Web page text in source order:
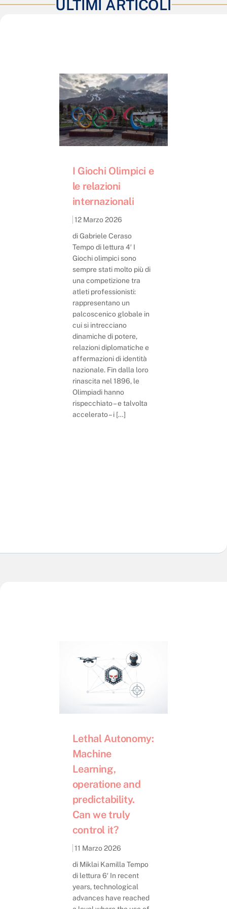
ULTIMI ARTICOLI
I Giochi Olimpici e
le relazioni
internazionali
12 Marzo 2026
di Gabriele Ceraso
Tempo di lettura 4′ I
Giochi olimpici sono
sempre stati molto più di
una competizione tra
atleti professionisti:
rappresentano un
palcoscenico globale in
cui si intrecciano
dinamiche di potere,
relazioni diplomatiche e
affermazioni di identità
nazionale. Fin dalla loro
rinascita nel 1896, le
Olimpiadi hanno
rispecchiato – e talvolta
accelerato – i […]
Lethal Autonomy:
Machine
Learning,
operatione and
predictability.
Can we truly
control it?
11 Marzo 2026
di Miklai Kamilla Tempo
di lettura 6′ In recent
years, technological
advances have reached